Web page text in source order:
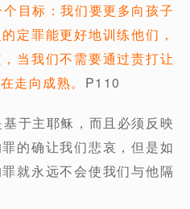
目标：我们要更多向孩子
定罪能更好地训练他们，
当我们不需要通过责打让
走向成熟。 P110
于主耶稣，而且必须反映
的确让我们悲哀，但是如
就永远不会使我们与他隔